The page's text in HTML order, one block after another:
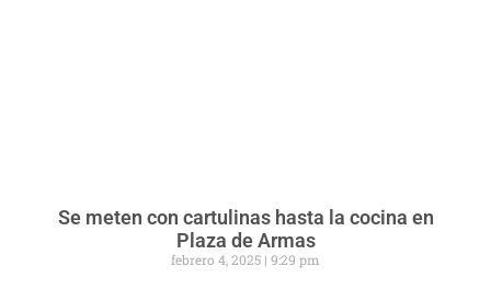
Se meten con cartulinas hasta la cocina en
Plaza de Armas
febrero 4, 2025 9:29 pm